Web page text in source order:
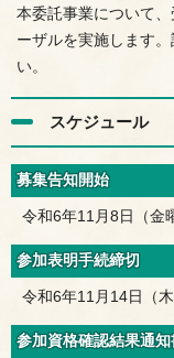
本委託事業について
ーザルを実施します
い。
スケジュール
募集告知開始
令和6年11月8日（金
参加表明手続締切
令和6年11月14日（
参加資格確認結果通